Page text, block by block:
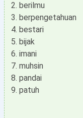
berilmu
berpengetahuan
bestari
bijak
imani
muhsin
pandai
patuh